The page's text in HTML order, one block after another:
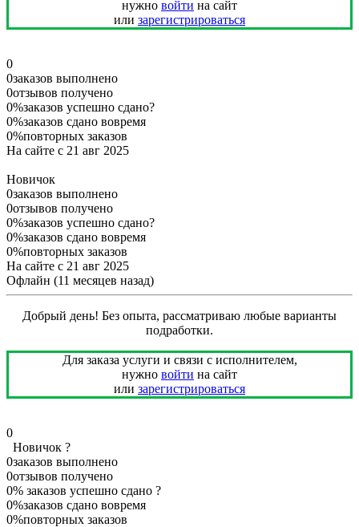
нужно войти на сайт
или зарегистрироваться
0
0заказов выполнено
0отзывов получено
0%заказов успешно сдано?
0%заказов сдано вовремя
0%повторных заказов
На сайте с 21 авг 2025
Новичок
0заказов выполнено
0отзывов получено
0%заказов успешно сдано?
0%заказов сдано вовремя
0%повторных заказов
На сайте с 21 авг 2025
Офлайн (11 месяцев назад)
Добрый день! Без опыта, рассматриваю любые варианты
подработки.
Для заказа услуги и связи с исполнителем,
нужно войти на сайт
или зарегистрироваться
0
Новичок ?
0заказов выполнено
0отзывов получено
0% заказов успешно сдано ?
0%заказов сдано вовремя
0%повторных заказов